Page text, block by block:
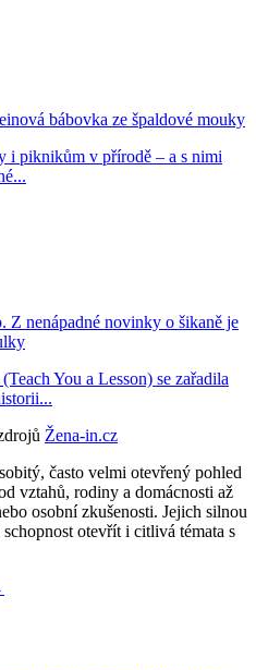
bábovka ze špaldové mouky
i piknikům v přírodě – a s nimi
Z nenápadné novinky o šikaně je
You a Lesson) se zařadila
Žena-in.cz
často velmi otevřený pohled
vztahů, rodiny a domácnosti až
osobní zkušenosti. Jejich silnou
otevřít i citlivá témata s